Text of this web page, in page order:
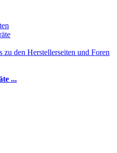
den Herstellerseiten und Foren
...